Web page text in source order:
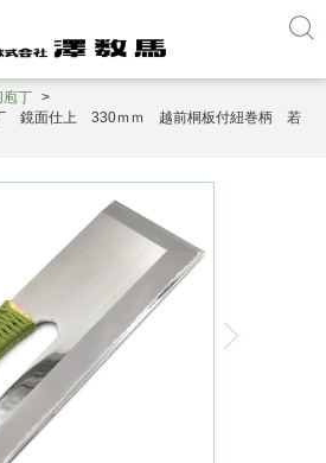
庖丁
鏡面仕上 330ｍｍ 越前桐板付紐巻柄 若